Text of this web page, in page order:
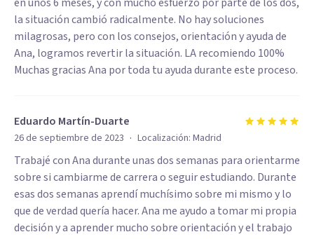
la situación cambió radicalmente. No hay soluciones
milagrosas, pero con los consejos, orientación y ayuda de
Ana, logramos revertir la situación. LA recomiendo 100%
Muchas gracias Ana por toda tu ayuda durante este proceso.
Eduardo Martín-Duarte
26 de septiembre de 2023 · Localización: Madrid
Trabajé con Ana durante unas dos semanas para orientarme
sobre si cambiarme de carrera o seguir estudiando. Durante
esas dos semanas aprendí muchísimo sobre mi mismo y lo
que de verdad quería hacer. Ana me ayudo a tomar mi propia
decisión y a aprender mucho sobre orientación y el trabajo